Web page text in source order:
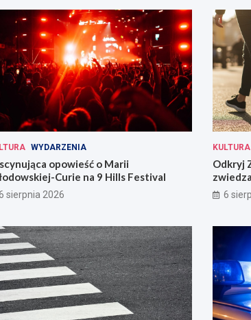
WYDARZENIA
opowieść o Marii
Curie na 9 Hills Festival
sierpnia 2026
KULTURA
Odkryj
6